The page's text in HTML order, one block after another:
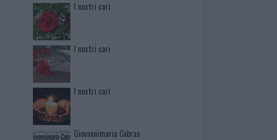
I nostri cari
I nostri cari
I nostri cari
Giovannimaria Cabras